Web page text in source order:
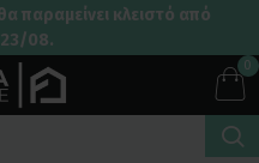
παραμείνει κλειστό από
08.
0